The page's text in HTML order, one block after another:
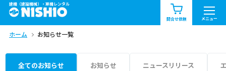
建機（建設機械）・重機レンタル
問合せ依頼 メニュー
商品一覧 お知らせ一覧
問合せ依頼リスト
エリア情報を見る
ホーム お知らせ一覧
全てのお知らせ お知らせ ニュースリリース